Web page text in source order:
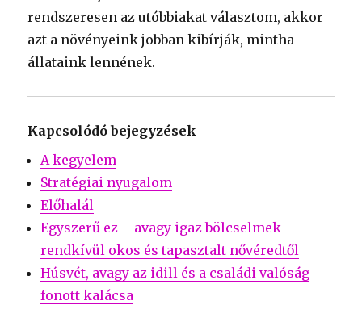
rendszeresen az utóbbiakat választom, akkor
azt a növényeink jobban kibírják, mintha
állataink lennének.
Kapcsolódó bejegyzések
A kegyelem
Stratégiai nyugalom
Előhalál
Egyszerű ez – avagy igaz bölcselmek
rendkívül okos és tapasztalt nővéredtől
Húsvét, avagy az idill és a családi valóság
fonott kalácsa